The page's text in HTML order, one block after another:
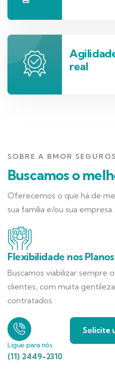
real
SOBRE A BMOR
Buscamos o
Oferecemos o que há de
sua família e/ou sua empresa.
Flexibilidade nos Planos
Buscamos viabilizar sempre
clientes, com muita
contratados.
Ligue para nós
(11) 2449-2310
Solicite